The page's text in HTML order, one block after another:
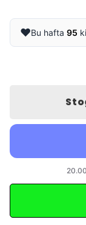
❤️Bu hafta 95